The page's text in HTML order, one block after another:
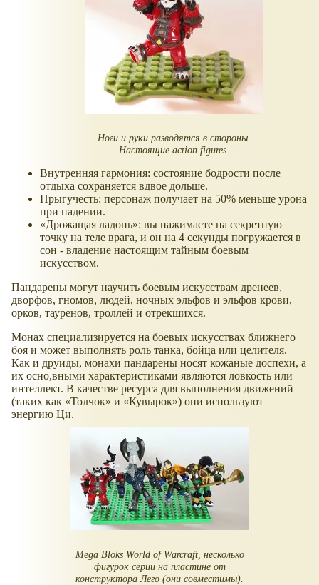
Ноги и руки разводятся в стороны.
Настоящие action figures.
Внутренняя гармония: состояние бодрости после
отдыха сохраняется вдвое дольше.
Прыгучесть: персонаж получает на 50% меньше урона
при падении.
«Дрожащая ладонь»: вы нажимаете на секретную
точку на теле врага, и он на 4 секунды погружается в
сон - владение настоящим тайным боевым
искусством.
Пандарены могут научить боевым искусствам дренеев,
дворфов, гномов, людей, ночных эльфов и эльфов крови,
орков, тауренов, троллей и отрекшихся.
Монах специализируется на боевых искусствах ближнего
боя и может выполнять роль танка, бойца или целителя.
Как и друиды, монахи пандарены носят кожаные доспехи, а
их осно,вными характеристиками являются ловкость или
интеллект. В качестве ресурса для выполнения движений
(таких как
Толчок и Кувырок ) они используют
энергию Ци.
Mega Bloks World of Warcraft, несколько
фигурок серии на пластине от
конструктора Лего (они совместимы).